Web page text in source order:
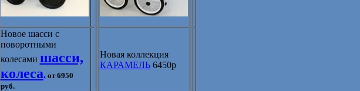
Новое шасси с
поворотными
колесами шасси,
колеса.от 6950
руб.
Новая коллекция
КАРАМЕЛЬ6450р